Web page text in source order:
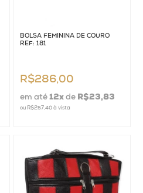
BOLSA FEMININA DE COURO
REF: 181
R$286,00
em até 12xde R$23,83
ou R$257,40à vista